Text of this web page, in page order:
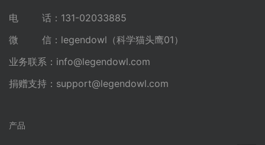
电 话：131-02033885
微 信：legendowl（科学猫头鹰01）
业务联系： info@legendowl.com
捐赠支持： support@legendowl.com
产品